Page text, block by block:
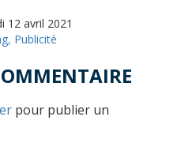
12 avril 2021
Publicité
pour publier un